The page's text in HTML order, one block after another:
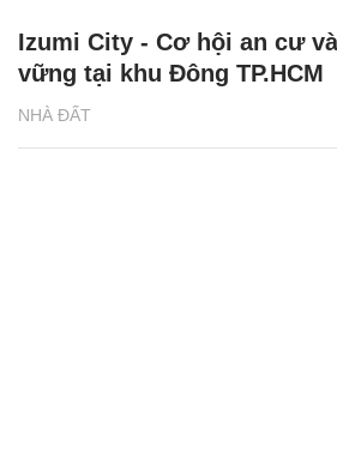
NHÀ ĐẤT
Izumi City - Cơ hội an cư
vững tại khu Đông TP.HCM